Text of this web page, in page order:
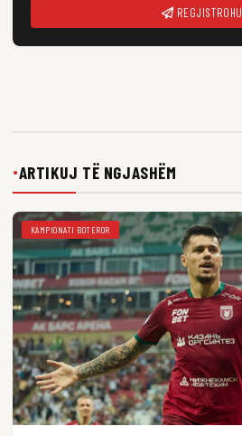
REGJISTROHU
●ARTIKUJ TË NGJASHËM
KAMPIONATI BOTEROR